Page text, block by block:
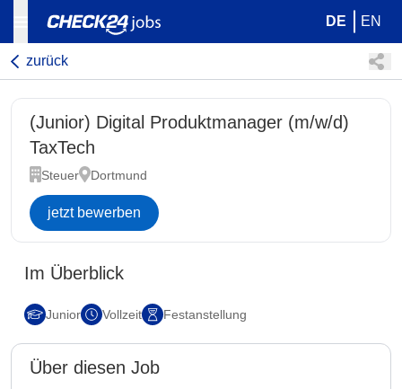
DE EN
zurück
(Junior) Digital Produktmanager (m/w/d)
TaxTech
Steuer Dortmund
jetzt bewerben
Im Überblick
Junior Vollzeit Festanstellung
Über diesen Job